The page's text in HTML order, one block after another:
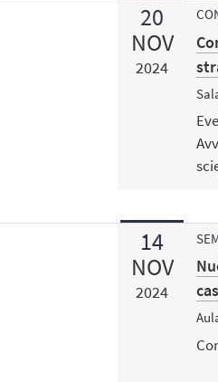
20
NOV
2024
14
NOV
2024